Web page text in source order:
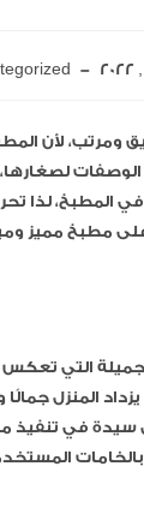
لأن
الوصفات
في المطبخ،
مطبخ مميز
التي
المنزل جمالًا
في تنفيذ
بالخامات